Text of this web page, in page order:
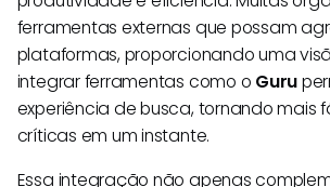
ferramentas externas que possam
plataformas, proporcionando uma
integrar ferramentas como o Guru
experiência de busca, tornando mais
críticas em um instante.
Essa integração não apenas